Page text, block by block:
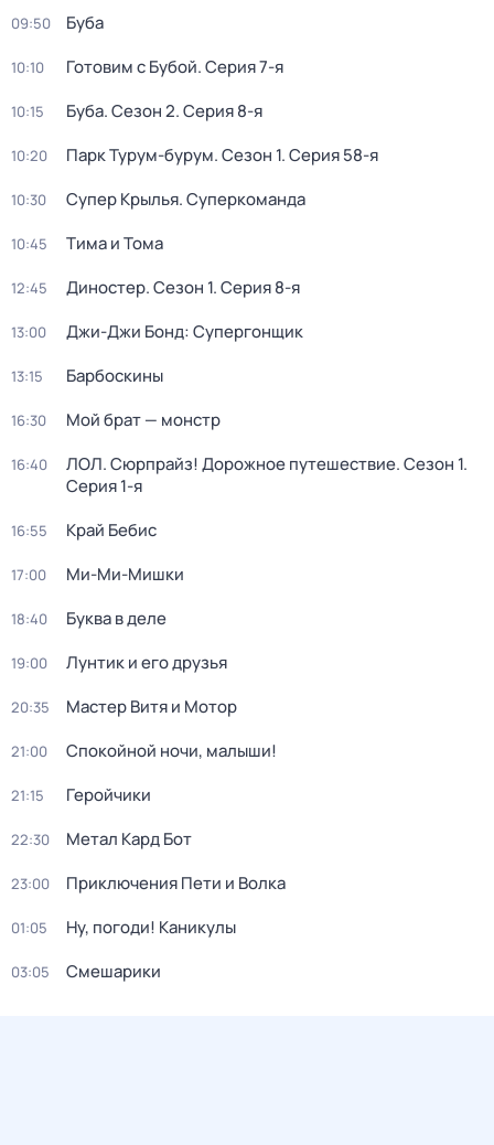
09:50 Буба
10:10 Готовим с Бубой. Серия 7-я
10:15 Буба. Сезон 2. Серия 8-я
10:20 Парк Турум-бурум. Сезон 1. Серия 58-я
10:30 Супер Крылья. Суперкоманда
10:45 Тима и Тома
12:45 Диностер. Сезон 1. Серия 8-я
13:00 Джи-Джи Бонд: Супергонщик
13:15 Барбоскины
16:30 Мой брат — монстр
16:40 ЛОЛ. Сюрпрайз! Дорожное путешествие. Сезон 1.
Серия 1-я
16:55 Край Бебис
17:00 Ми-Ми-Мишки
18:40 Буква в деле
19:00 Лунтик и его друзья
20:35 Мастер Витя и Мотор
21:00 Спокойной ночи, малыши!
21:15 Геройчики
22:30 Метал Кард Бот
23:00 Приключения Пети и Волка
01:05 Ну, погоди! Каникулы
03:05 Смешарики